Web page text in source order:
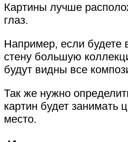
Картины лучше
глаз.
Например, если будете
стену большую
будут видны все
Так же нужно
картин будет занимать
место.